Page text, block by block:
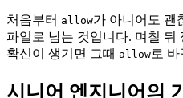
처음부터 allow가 아니어도 괜
파일로 남는 것입니다. 며칠 뒤
확신이 생기면 그때 allow로
시니어 엔지니어의